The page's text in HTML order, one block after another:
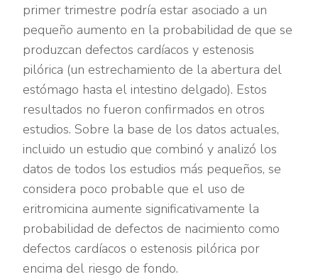
primer trimestre podría estar asociado a un
pequeño aumento en la probabilidad de que se
produzcan defectos cardíacos y estenosis
pilórica (un estrechamiento de la abertura del
estómago hasta el intestino delgado). Estos
resultados no fueron confirmados en otros
estudios. Sobre la base de los datos actuales,
incluido un estudio que combinó y analizó los
datos de todos los estudios más pequeños, se
considera poco probable que el uso de
eritromicina aumente significativamente la
probabilidad de defectos de nacimiento como
defectos cardíacos o estenosis pilórica por
encima del riesgo de fondo.